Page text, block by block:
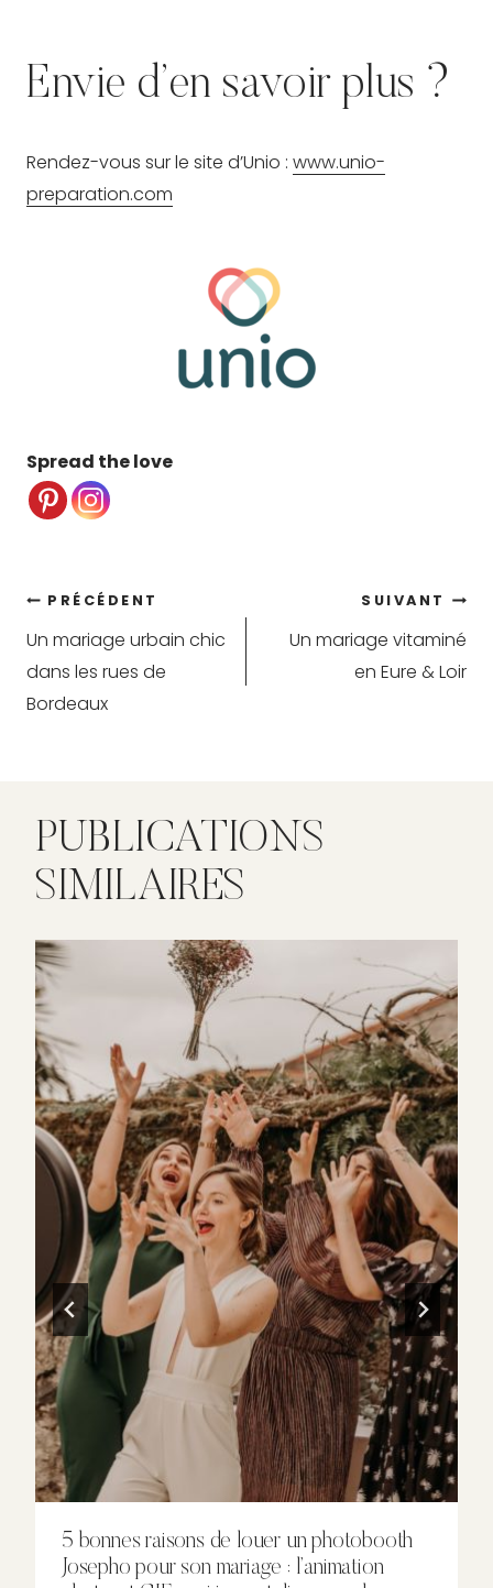
Envie d’en savoir plus ?
Rendez-vous sur le site d’Unio : www.unio-
preparation.com
Spread the love
Navigation
de
l’article
PRÉCÉDENT
Un mariage urbain chic
dans les rues de
Bordeaux
SUIVANT
Un mariage vitaminé
en Eure & Loir
PUBLICATIONS
SIMILAIRES
5 bonnes raisons de louer un photobooth
Josepho pour son mariage : l’animation